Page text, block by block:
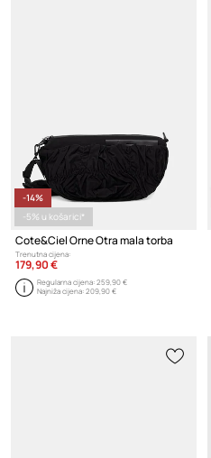
-14%
-5% u košarici*
Cote&Ciel Orne Otra mala torba
Trenutna cijena:
179,90 €
Regularna cijena:259,90 €
Najniža cijena:209,90 €